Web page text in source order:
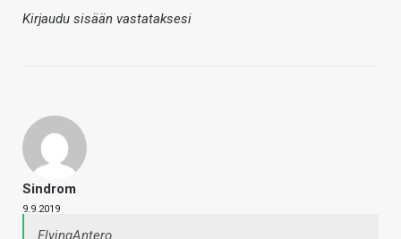
Kirjaudu sisään vastataksesi
Sindrom
9.9.2019
FlyingAntero